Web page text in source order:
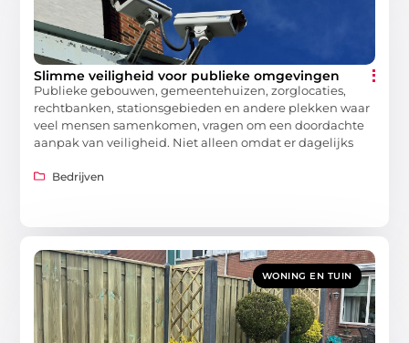
Slimme veiligheid voor publieke omgevingen
Publieke gebouwen, gemeentehuizen, zorglocaties,
rechtbanken, stationsgebieden en andere plekken waar
veel mensen samenkomen, vragen om een doordachte
aanpak van veiligheid. Niet alleen omdat er dagelijks
Bedrijven
WONING EN TUIN